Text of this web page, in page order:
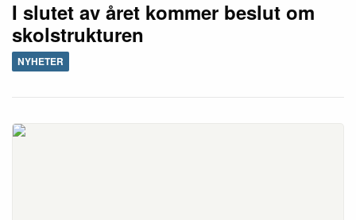
I slutet av året kommer beslut om
skolstrukturen
NYHETER